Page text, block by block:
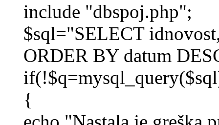
include "dbspoj.php";
$sql="SELECT
ORDER BY datum
{